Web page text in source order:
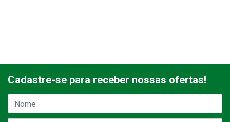
Cadastre-se para receber nossas ofertas!